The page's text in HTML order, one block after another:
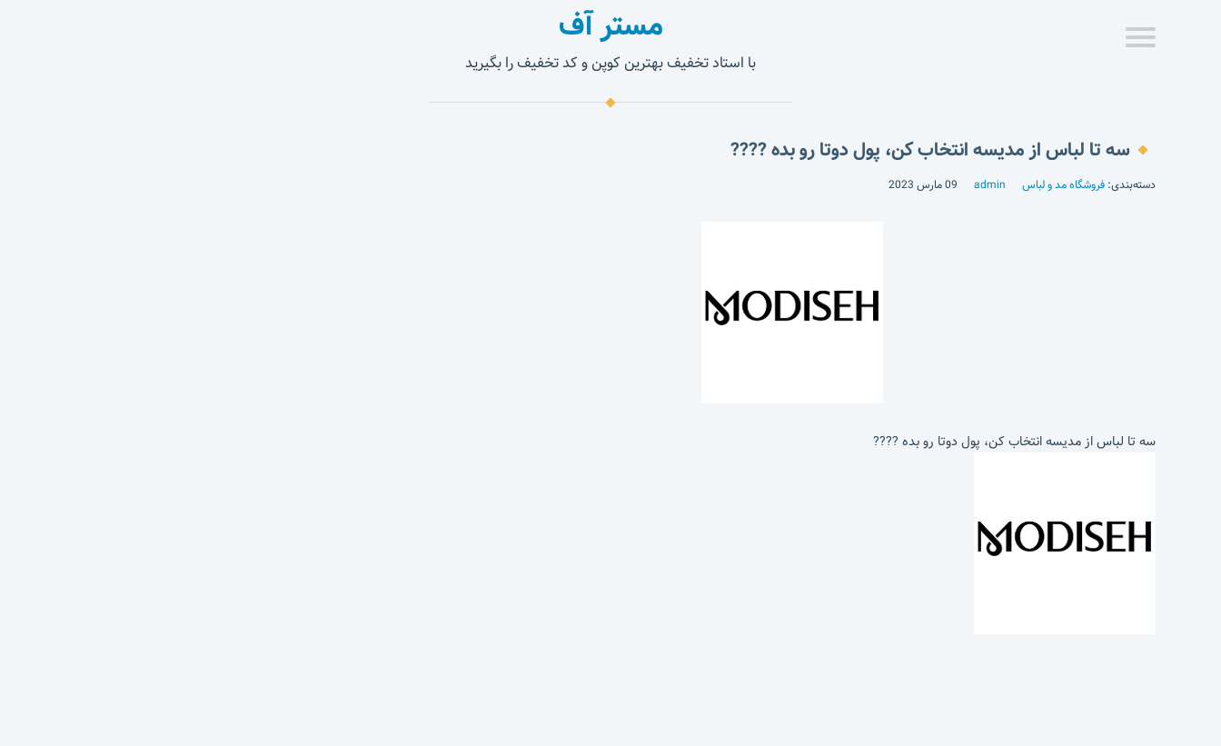
مستر آف
با استاد تخفیف بهترین کوپن و کد تخفیف را بگیرید
سه تا لباس از مدیسه انتخاب کن، پول دوتا رو بده ????
دسته‌بندی: فروشگاه مد و لباس admin 09 مارس 2023
سه تا لباس از مدیسه انتخاب کن، پول دوتا رو بده ????